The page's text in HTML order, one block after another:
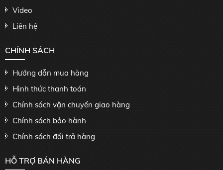
Video
Liên hệ
CHÍNH SÁCH
Hướng dẫn mua hàng
Hình thức thanh toán
Chính sách vận chuyển giao hàng
Chính sách bảo hành
Chính sách đổi trả hàng
HỖ TRỢ BÁN HÀNG